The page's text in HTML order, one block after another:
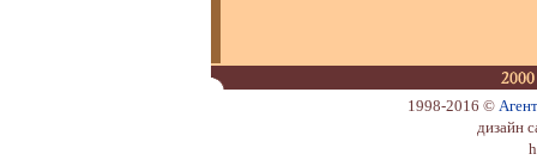
1998-2016 ©
дизайн